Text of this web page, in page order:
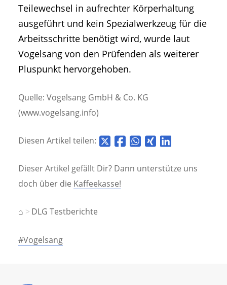
Teilewechsel in aufrechter Körperhaltung
ausgeführt und kein Spezialwerkzeug für die
Arbeitsschritte benötigt wird, wurde laut
Vogelsang von den Prüfenden als weiterer
Pluspunkt hervorgehoben.
Quelle: Vogelsang GmbH & Co. KG
(www.vogelsang.info)
Diesen Artikel teilen:
Dieser Artikel gefällt Dir? Dann unterstütze uns
doch über die Kaffeekasse!
⌂ DLG Testberichte
#Vogelsang